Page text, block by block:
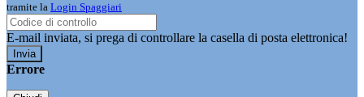
tramite la Login Spaggiari
E-mail inviata, si prega di controllare la casella di posta elettronica!
Errore